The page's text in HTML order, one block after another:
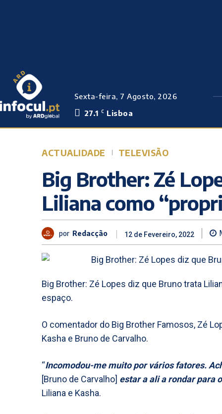
Sexta-feira, 7 Agosto, 2026
27.1 C Lisboa
ACTUALIDADE TELEVISÃO
Big Brother: Zé
Liliana como
por Redacção 12 de Fevereiro, 2022
Big Brother: Zé Lopes diz que Bruno trata
espaço.
O comentador do Big Brother Famosos, Zé
Kasha e Bruno de Carvalho.
“Incomodou-me muito por vários fatores.
[Bruno de Carvalho] estar a ali a rondar para
Liliana e Kasha.